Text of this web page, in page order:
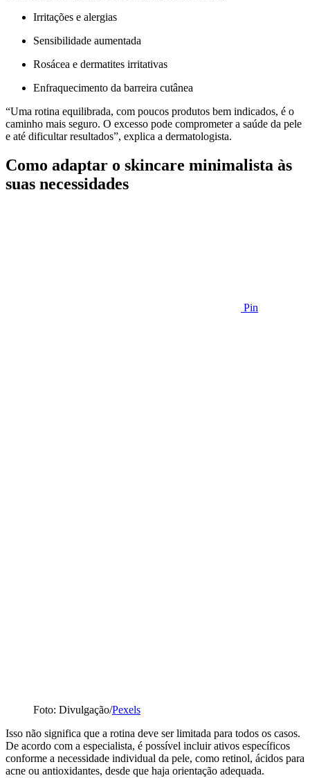
Irritações e alergias
Sensibilidade aumentada
Rosácea e dermatites irritativas
Enfraquecimento da barreira cutânea
“Uma rotina equilibrada, com poucos produtos bem indicados, é o
caminho mais seguro. O excesso pode comprometer a saúde da pele
e até dificultar resultados”, explica a dermatologista.
Como adaptar o skincare minimalista às
suas necessidades
Pin
Foto: Divulgação/Pexels
Isso não significa que a rotina deve ser limitada para todos os casos.
De acordo com a especialista, é possível incluir ativos específicos
conforme a necessidade individual da pele, como retinol, ácidos para
acne ou antioxidantes, desde que haja orientação adequada.